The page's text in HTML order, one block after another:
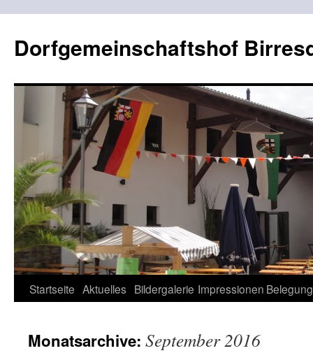
Dorfgemeinschaftshof
Zum
springen
Startseite Aktuelles Bildergalerie Impressionen
Monatsarchive: September 2016